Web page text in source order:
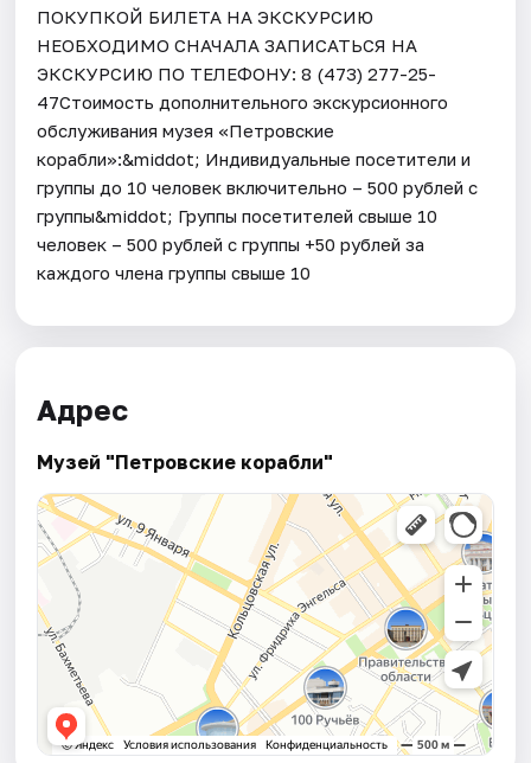
ПОКУПКОЙ БИЛЕТА НА ЭКСКУРСИЮ
НЕОБХОДИМО СНАЧАЛА ЗАПИСАТЬСЯ НА
ЭКСКУРСИЮ ПО ТЕЛЕФОНУ: 8 (473) 277-25-
47Стоимость дополнительного экскурсионного
обслуживания музея «Петровские
корабли»:&middot; Индивидуальные посетители и
группы до 10 человек включительно – 500 рублей с
группы&middot; Группы посетителей свыше 10
человек – 500 рублей с группы +50 рублей за
каждого члена группы свыше 10
Адрес
Музей "Петровские корабли"